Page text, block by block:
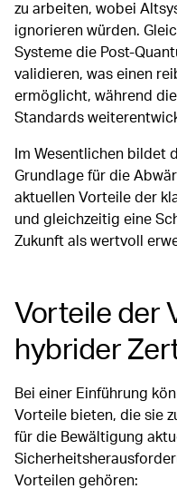
zu arbeiten, wobei
ignorieren würden.
Systeme die Post-
validieren, was einen
ermöglicht, während
Standards
Im Wesentlichen bildet
Grundlage für die
aktuellen Vorteile der
und gleichzeitig eine
Zukunft als wertvoll
Vorteile der
hybrider
Bei einer Einführung
Vorteile bieten, die sie
für die Bewältigung
Vorteilen gehören: